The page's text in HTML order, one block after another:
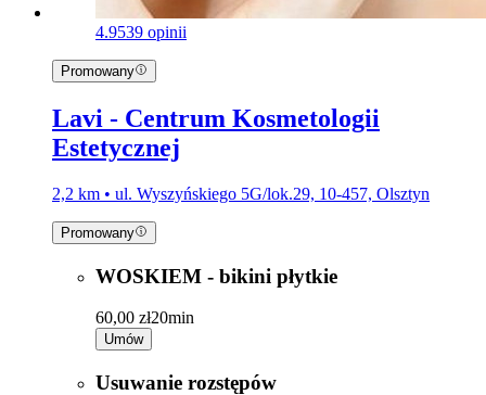
4.9539 opinii
Promowany
Lavi - Centrum Kosmetologii
Estetycznej
2,2 km • ul. Wyszyńskiego 5G/lok.29, 10-457, Olsztyn
Promowany
WOSKIEM - bikini płytkie
60,00 zł20min
Umów
Usuwanie rozstępów